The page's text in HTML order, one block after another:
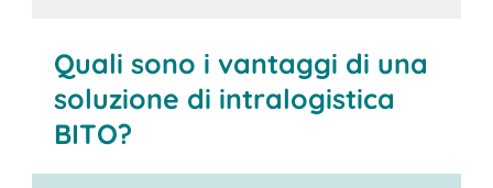
Quali sono i vantaggi di una
soluzione di intralogistica
BITO?